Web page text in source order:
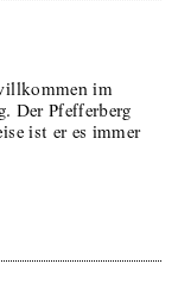
im
Der Pfefferberg
ist er es immer